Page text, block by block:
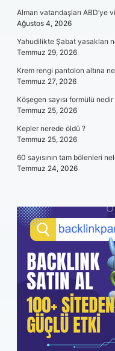
Alman vatandaşları ABD’ye
Ağustos 4, 2026
Yahudilikte Şabat yasakları
Temmuz 29, 2026
Krem rengi pantolon altına
Temmuz 27, 2026
Köşegen sayısı formülü nedir
Temmuz 25, 2026
Kepler nerede öldü ?
Temmuz 25, 2026
60 sayısının tam bölenleri
Temmuz 24, 2026